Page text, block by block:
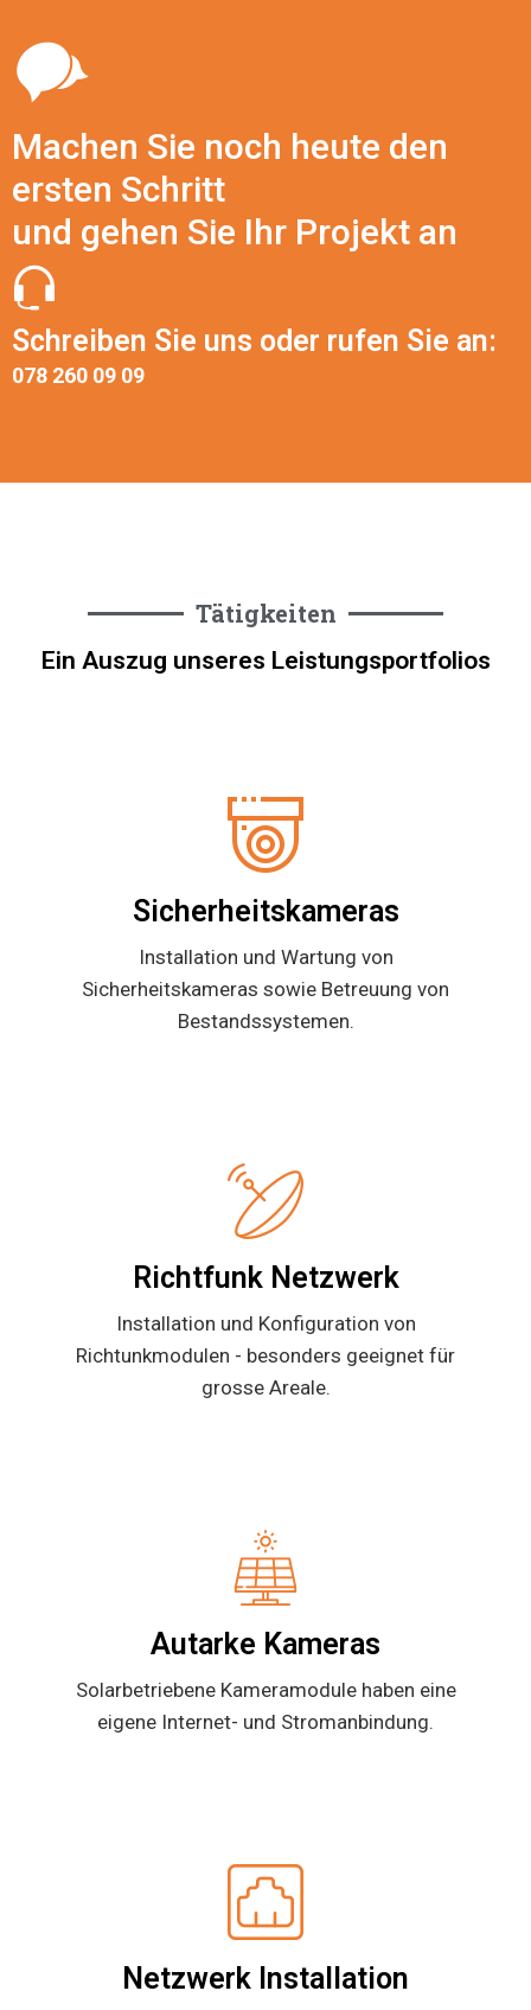
Machen Sie noch heute den
ersten Schritt
und gehen Sie Ihr Projekt an
Schreiben Sie uns oder rufen Sie an:
078 260 09 09
Tätigkeiten
Ein Auszug unseres Leistungsportfolios
Sicherheitskameras
Installation und Wartung von
Sicherheitskameras sowie Betreuung von
Bestandssystemen.
Richtfunk Netzwerk
Installation und Konfiguration von
Richtunkmodulen - besonders geeignet für
grosse Areale.
Autarke Kameras
Solarbetriebene Kameramodule haben eine
eigene Internet- und Stromanbindung.
Netzwerk Installation